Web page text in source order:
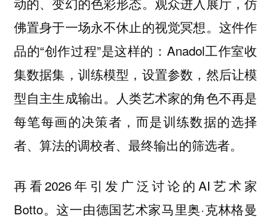
佛置身于一场永不休止的视觉冥想。这件作
品的“创作过程”是这样的：Anadol工作室收
集数据集，训练模型，设置参数，然后让模
型自主生成输出。人类艺术家的角色不再是
每笔每画的决策者，而是训练数据的选择
者、算法的调校者、最终输出的筛选者。
再看2026年引发广泛讨论的AI艺术家
Botto。这一由德国艺术家马里奥·克林格曼